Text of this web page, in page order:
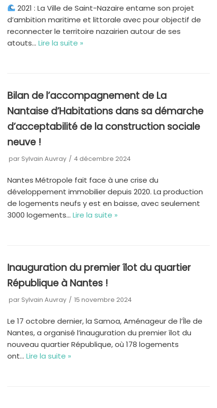
2021 : La Ville de Saint-Nazaire entame son projet
d’ambition maritime et littorale avec pour objectif de
reconnecter le territoire nazairien autour de ses
atouts… Lire la suite »
Bilan de l’accompagnement de La
Nantaise d’Habitations dans sa démarche
d’acceptabilité de la construction sociale
neuve !
par Sylvain Auvray 4 décembre 2024
Nantes Métropole fait face à une crise du
développement immobilier depuis 2020. La production
de logements neufs y est en baisse, avec seulement
3000 logements… Lire la suite »
Inauguration du premier îlot du quartier
République à Nantes !
par Sylvain Auvray 15 novembre 2024
Le 17 octobre dernier, la Samoa, Aménageur de l’Île de
Nantes, a organisé l’inauguration du premier îlot du
nouveau quartier République, où 178 logements
ont… Lire la suite »